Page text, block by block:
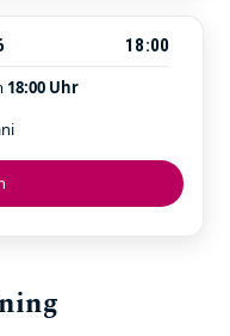
18:00
18:00 Uhr